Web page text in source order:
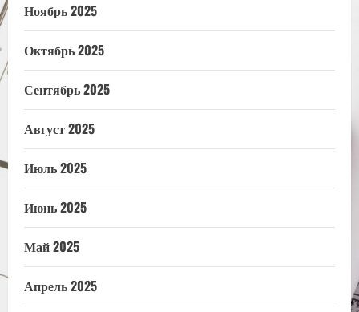
Ноябрь 2025
Октябрь 2025
Сентябрь 2025
Август 2025
Июль 2025
Июнь 2025
Май 2025
Апрель 2025